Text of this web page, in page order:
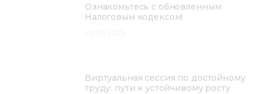
Ознакомьтесь с обновленным
Налоговым кодексом!
Виртуальная сессия по достойному
труду: пути к устойчивому росту